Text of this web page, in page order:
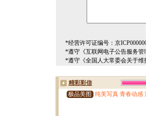
*经营许可证编号：京
*遵守《互联网电子公告服务管
*遵守《全国人大常委会关于维